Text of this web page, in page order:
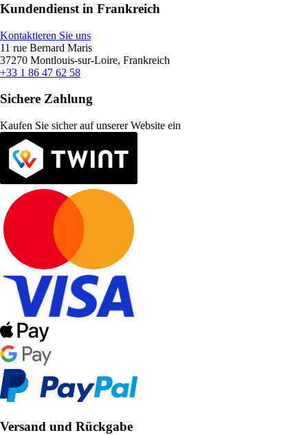
Kundendienst in Frankreich
Kontaktieren Sie uns
11 rue Bernard Maris
37270 Montlouis-sur-Loire, Frankreich
+33 1 86 47 62 58
Sichere Zahlung
Kaufen Sie sicher auf unserer Website ein
Versand und Rückgabe